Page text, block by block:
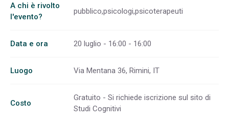
A chi è rivolto
l'evento?
pubblico,psicologi,psicoterapeuti
Data e ora 20 luglio - 16:00 - 16:00
Luogo Via Mentana 36, Rimini, IT
Costo
Gratuito - Si richiede iscrizione sul sito di
Studi Cognitivi